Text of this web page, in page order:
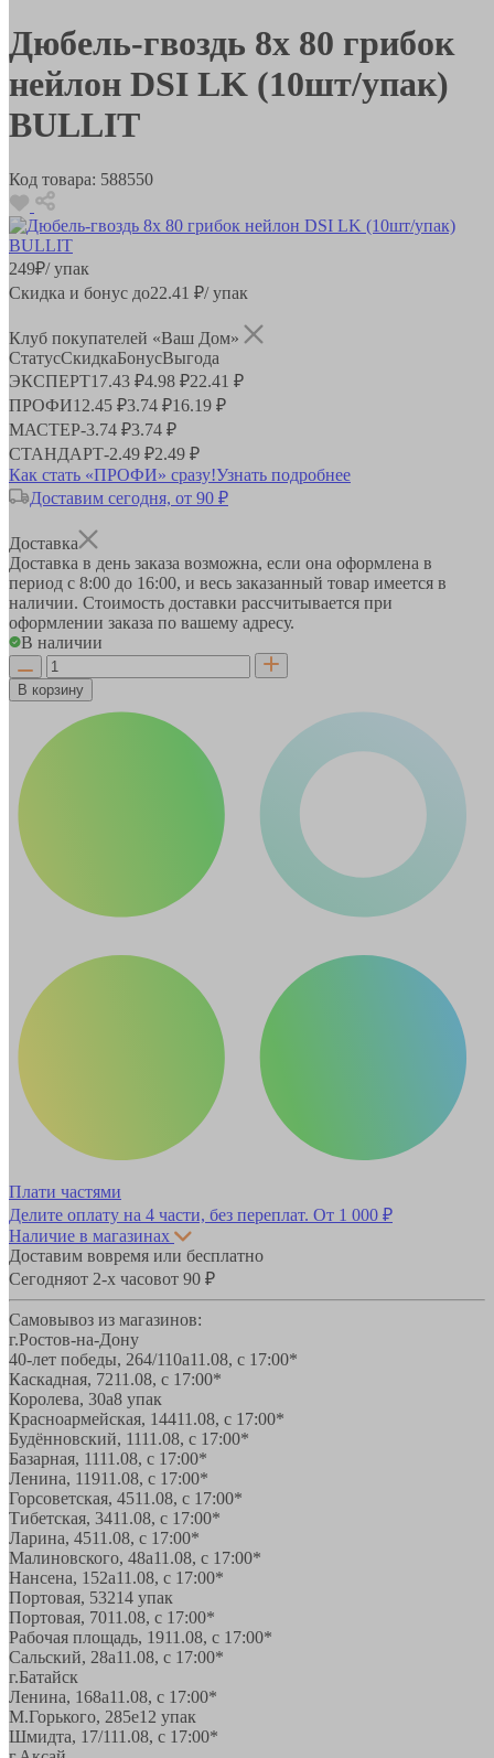
Дюбель-гвоздь 8х 80 грибок
нейлон DSI LK (10шт/упак)
BULLIT
Код товара: 588550
249₽/ упак
Скидка и бонус до22.41 ₽/ упак
Клуб покупателей «Ваш Дом»
СтатусСкидкаБонусВыгода
ЭКСПЕРТ17.43 ₽4.98 ₽22.41 ₽
ПРОФИ12.45 ₽3.74 ₽16.19 ₽
МАСТЕР-3.74 ₽3.74 ₽
СТАНДАРТ-2.49 ₽2.49 ₽
Как стать «ПРОФИ» сразу!Узнать подробнее
Доставим сегодня, от 90 ₽
Доставка
Доставка в день заказа возможна, если она оформлена в
период с 8:00 до 16:00, и весь заказанный товар имеется в
наличии. Стоимость доставки рассчитывается при
оформлении заказа по вашему адресу.
В наличии
В корзину
Плати частями
Делите оплату на 4 части, без переплат. От 1 000 ₽
Наличие в магазинах
Доставим вовремя или бесплатно
Сегодняот 2-х часовот 90 ₽
Самовывоз из магазинов:
г.Ростов-на-Дону
40-лет победы, 264/110а11.08, с 17:00*
Каскадная, 7211.08, с 17:00*
Королева, 30а8 упак
Красноармейская, 14411.08, с 17:00*
Будённовский, 1111.08, с 17:00*
Базарная, 1111.08, с 17:00*
Ленина, 11911.08, с 17:00*
Горсоветская, 4511.08, с 17:00*
Тибетская, 3411.08, с 17:00*
Ларина, 4511.08, с 17:00*
Малиновского, 48а11.08, с 17:00*
Нансена, 152а11.08, с 17:00*
Портовая, 53214 упак
Портовая, 7011.08, с 17:00*
Рабочая площадь, 1911.08, с 17:00*
Сальский, 28a11.08, с 17:00*
г.Батайск
Ленина, 168а11.08, с 17:00*
М.Горького, 285е12 упак
Шмидта, 17/111.08, с 17:00*